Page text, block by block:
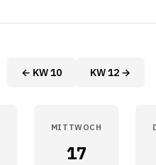
← KW 10 KW 12 →
MITTWOCH
17